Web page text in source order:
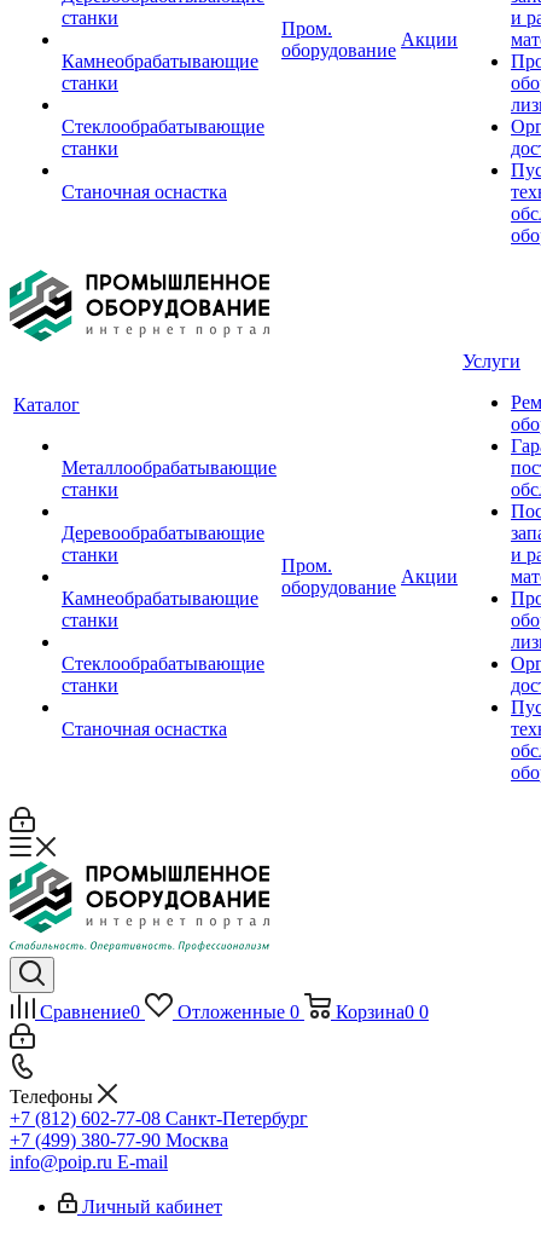
станки
Камнеобрабатывающие
станки
Стеклообрабатывающие
станки
Станочная оснастка
Пром.
оборудование
Акции
и
Каталог
Металлообрабатывающие
станки
Деревообрабатывающие
станки
Камнеобрабатывающие
станки
Стеклообрабатывающие
станки
Станочная оснастка
Пром.
оборудование
Акции
Услуги
и
Сравнение0 Отложенные 0 Корзина0 0
Телефоны
+7 (812) 602-77-08 Санкт-Петербург
+7 (499) 380-77-90 Москва
info@poip.ru E-mail
Личный кабинет